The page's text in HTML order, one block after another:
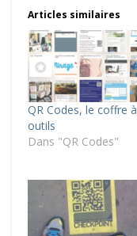
Articles similaires
QR Codes, le coffre à
outils
Dans "QR Codes"